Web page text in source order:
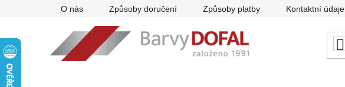
O nás Způsoby doručení Způsoby platby Kontaktní údaje